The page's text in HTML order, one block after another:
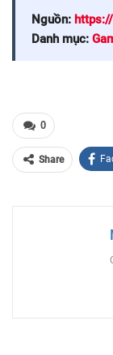
Nguồn:
Danh mục:
0
Share